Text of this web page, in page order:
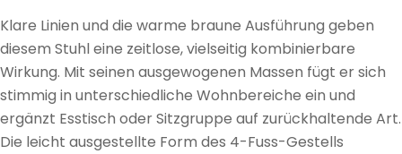
Klare Linien und die warme braune Ausführung geben
diesem Stuhl eine zeitlose, vielseitig kombinierbare
Wirkung. Mit seinen ausgewogenen Massen fügt er sich
stimmig in unterschiedliche Wohnbereiche ein und
ergänzt Esstisch oder Sitzgruppe auf zurückhaltende Art.
Die leicht ausgestellte Form des 4-Fuss-Gestells